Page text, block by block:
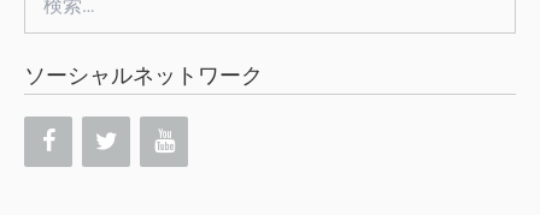
索:
ソーシャルネットワーク